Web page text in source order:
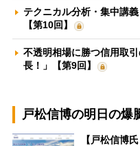
テクニカル分析・集中講
【第10回】
不透明相場に勝つ信用取
長！」【第9回】
戸松信博の明日の爆
【戸松信博